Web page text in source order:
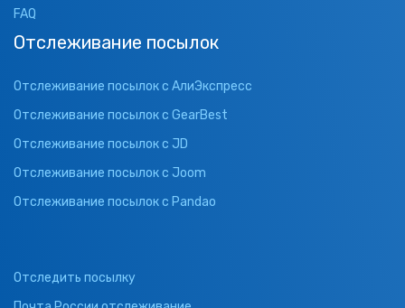
FAQ
Отслеживание посылок
Отслеживание посылок с АлиЭкспресс
Отслеживание посылок с GearBest
Отслеживание посылок с JD
Отслеживание посылок с Joom
Отслеживание посылок с Pandao
Отследить посылку